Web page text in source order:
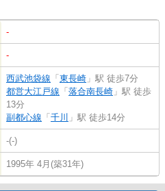
-
-
西武池袋線 「 東長崎 」駅 徒歩7分
都営大江戸線 「 落合南長崎 」駅 徒歩
13分
副都心線 「 千川 」駅 徒歩14分
-(-)
1995年 4月(築31年)